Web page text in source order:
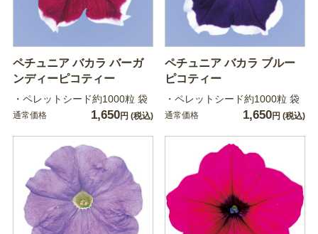
ペチュニア バカラ バーガ
ンディーピコティー
・ペレットシード約1000粒 袋
通常価格 1,650円 (税込)
ペチュニア バカラ ブルー
ピコティー
・ペレットシード約1000粒 袋
通常価格 1,650円 (税込)